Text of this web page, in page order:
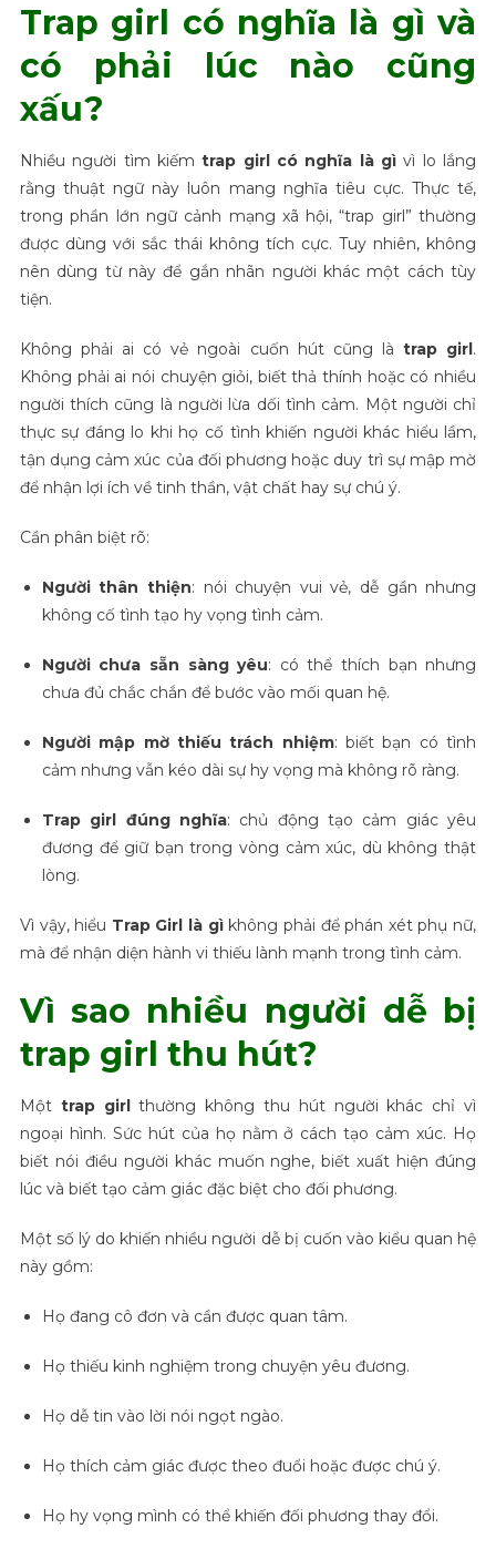
Trap girl có nghĩa là gì và
có phải lúc nào cũng
xấu?
Nhiều người tìm kiếmtrap girl có nghĩa là gì vì lo lắng
rằng thuật ngữ này luôn mang nghĩa tiêu cực. Thực tế,
trong phần lớn ngữ cảnh mạng xã hội, “trap girl” thường
được dùng với sắc thái không tích cực. Tuy nhiên, không
nên dùng từ này để gắn nhãn người khác một cách tùy
tiện.
Không phải ai có vẻ ngoài cuốn hút cũng là trap girl.
Không phải ai nói chuyện giỏi, biết thả thính hoặc có nhiều
người thích cũng là người lừa dối tình cảm. Một người chỉ
thực sự đáng lo khi họ cố tình khiến người khác hiểu lầm,
tận dụng cảm xúc của đối phương hoặc duy trì sự mập mờ
để nhận lợi ích về tinh thần, vật chất hay sự chú ý.
Cần phân biệt rõ:
Người thân thiện: nói chuyện vui vẻ, dễ gần nhưng
không cố tình tạo hy vọng tình cảm.
Người chưa sẵn sàng yêu: có thể thích bạn nhưng
chưa đủ chắc chắn để bước vào mối quan hệ.
Người mập mờ thiếu trách nhiệm: biết bạn có tình
cảm nhưng vẫn kéo dài sự hy vọng mà không rõ ràng.
Trap girl đúng nghĩa: chủ động tạo cảm giác yêu
đương để giữ bạn trong vòng cảm xúc, dù không thật
lòng.
Vì vậy, hiểu Trap Girl là gìkhông phải để phán xét phụ nữ,
mà để nhận diện hành vi thiếu lành mạnh trong tình cảm.
Vì sao nhiều người dễ bị
trap girl thu hút?
Một trap girlthường không thu hút người khác chỉ vì
ngoại hình. Sức hút của họ nằm ở cách tạo cảm xúc. Họ
biết nói điều người khác muốn nghe, biết xuất hiện đúng
lúc và biết tạo cảm giác đặc biệt cho đối phương.
Một số lý do khiến nhiều người dễ bị cuốn vào kiểu quan hệ
này gồm:
Họ đang cô đơn và cần được quan tâm.
Họ thiếu kinh nghiệm trong chuyện yêu đương.
Họ dễ tin vào lời nói ngọt ngào.
Họ thích cảm giác được theo đuổi hoặc được chú ý.
Họ hy vọng mình có thể khiến đối phương thay đổi.